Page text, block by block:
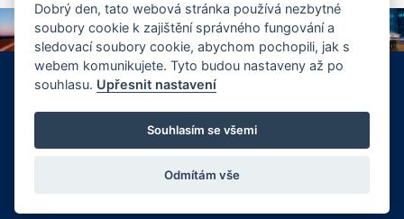
+420 326 901 186
info@ewt.cz
© Copyright 2026 Společnost EWT spol. s.r.o., realizace
FlexiSystems s.r.o.:e-learning,tvorba webových stránek.
Vyrobil FlexiSystems s.r.o.
Dobrý den, tato webová stránka používá nezbytné
soubory cookie k zajištění správného fungování a
sledovací soubory cookie, abychom pochopili, jak s
webem komunikujete. Tyto budou nastaveny až po
souhlasu. Upřesnit nastavení
Souhlasím se všemi
Odmítám vše